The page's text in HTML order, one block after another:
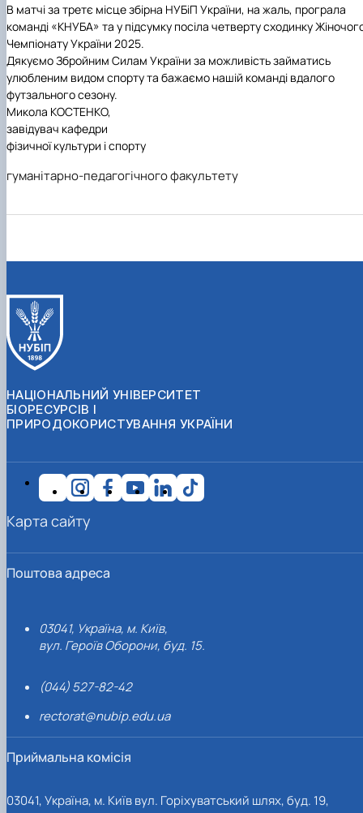
В матчі за третє місце збірна НУБіП України, на жаль, програла
команді «КНУБА» та у підсумку посіла четверту сходинку
Чемпіонату України 2025.
Дякуємо Збройним Силам України за можливість займатись
улюбленим видом спорту та бажаємо нашій команді вдалого
футзального сезону.
Микола КОСТЕНКО,
завідувач кафедри
фізичної культури і спорту
гуманітарно-педагогічного факультету
НАЦІОНАЛЬНИЙ УНІВЕРСИТЕТ
БІОРЕСУРСІВ І
ПРИРОДОКОРИСТУВАННЯ УКРАЇНИ
Поштова адреса
03041, Україна, м. Київ,
вул. Героїв Оборони, буд. 15.
(044) 527-82-42
rectorat@nubip.edu.ua
Приймальна комісія
03041, Україна, м. Київ вул. Горіхуватський шлях, буд. 19,
Карта сайту